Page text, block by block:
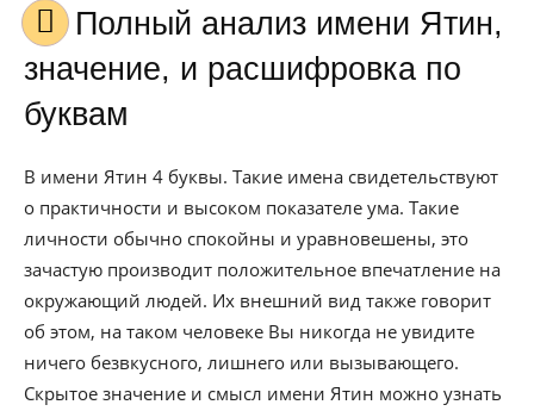
Полный анализ имени Ятин,
значение, и расшифровка по
буквам
В имени Ятин 4 буквы. Такие имена свидетельствуют
о практичности и высоком показателе ума. Такие
личности обычно спокойны и уравновешены, это
зачастую производит положительное впечатление на
окружающий людей. Их внешний вид также говорит
об этом, на таком человеке Вы никогда не увидите
ничего безвкусного, лишнего или вызывающего.
Скрытое значение и смысл имени Ятин можно узнать